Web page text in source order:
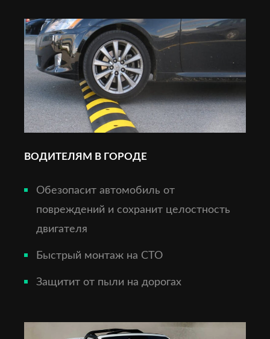
ВОДИТЕЛЯМ В ГОРОДЕ
Обезопасит автомобиль от
повреждений и сохранит целостность
двигателя
Быстрый монтаж на СТО
Защитит от пыли на дорогах